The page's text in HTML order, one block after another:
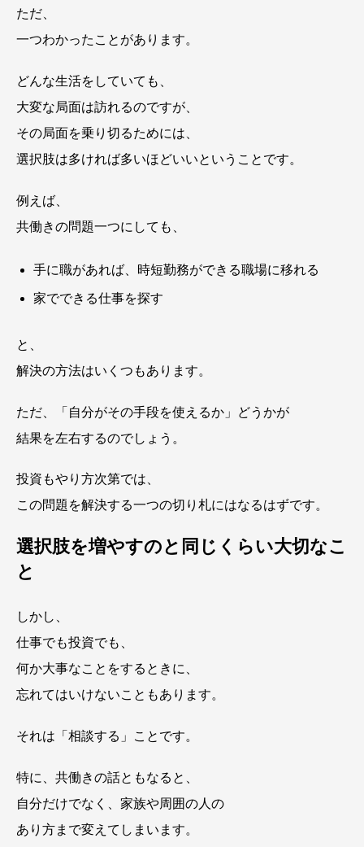
ただ、
一つわかったことがあります。
どんな生活をしていても、
大変な局面は訪れるのですが、
その局面を乗り切るためには、
選択肢は多ければ多いほどいいということです。
例えば、
共働きの問題一つにしても、
手に職があれば、時短勤務ができる職場に移れる
家でできる仕事を探す
と、
解決の方法はいくつもあります。
ただ、「自分がその手段を使えるか」どうかが
結果を左右するのでしょう。
投資もやり方次第では、
この問題を解決する一つの切り札にはなるはずです。
選択肢を増やすのと同じくらい大切なこ
と
しかし、
仕事でも投資でも、
何か大事なことをするときに、
忘れてはいけないこともあります。
それは「相談する」ことです。
特に、共働きの話ともなると、
自分だけでなく、家族や周囲の人の
あり方まで変えてしまいます。